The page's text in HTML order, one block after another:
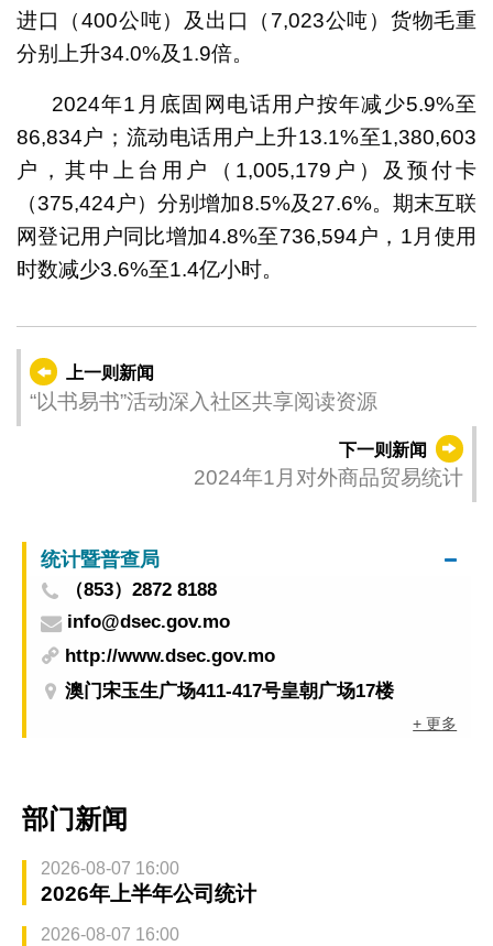
进口（400公吨）及出口（7,023公吨）货物毛重
分别上升34.0%及1.9倍。
2024年1月底固网电话用户按年减少5.9%至
86,834户；流动电话用户上升13.1%至1,380,603
户，其中上台用户（1,005,179户）及预付卡
（375,424户）分别增加8.5%及27.6%。期末互联
网登记用户同比增加4.8%至736,594户，1月使用
时数减少3.6%至1.4亿小时。
上一则新闻
“以书易书”活动深入社区共享阅读资源
下一则新闻
2024年1月对外商品贸易统计
统计暨普查局
（853）2872 8188
info@dsec.gov.mo
http://www.dsec.gov.mo
澳门宋玉生广场411-417号皇朝广场17楼
+ 更多
部门新闻
2026-08-07 16:00
2026年上半年公司统计
2026-08-07 16:00